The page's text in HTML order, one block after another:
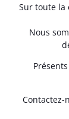
Sur toute la
Nous
Contactez-